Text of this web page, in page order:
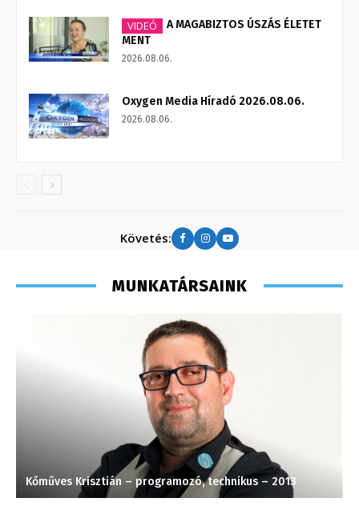
VIDEÓ
A MAGABIZTOS ÚSZÁS ÉLETET
MENT
2026.08.06.
Oxygen Media Híradó 2026.08.06.
2026.08.06.
Követés:
MUNKATÁRSAINK
Kőműves Krisztián – programozó, technikus – 2013